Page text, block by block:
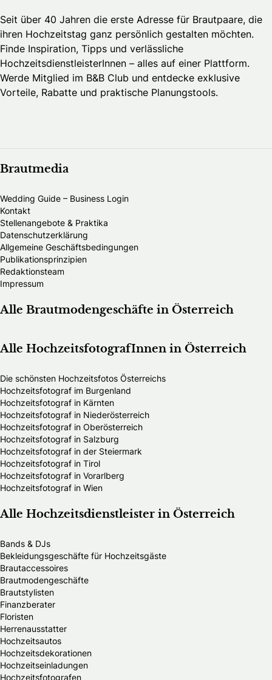
Seit über 40 Jahren die erste Adresse für Brautpaare, die
ihren Hochzeitstag ganz persönlich gestalten möchten.
Finde Inspiration, Tipps und verlässliche
HochzeitsdienstleisterInnen – alles auf einer Plattform.
Werde Mitglied im B&B Club und entdecke exklusive
Vorteile, Rabatte und praktische Planungstools.
Brautmedia
Wedding Guide – Business Login
Kontakt
Stellenangebote & Praktika
Datenschutzerklärung
Allgemeine Geschäftsbedingungen
Publikationsprinzipien
Redaktionsteam
Impressum
Alle Brautmodengeschäfte in Österreich
Alle HochzeitsfotografInnen in Österreich
Die schönsten Hochzeitsfotos Österreichs
Hochzeitsfotograf im Burgenland
Hochzeitsfotograf in Kärnten
Hochzeitsfotograf in Niederösterreich
Hochzeitsfotograf in Oberösterreich
Hochzeitsfotograf in Salzburg
Hochzeitsfotograf in der Steiermark
Hochzeitsfotograf in Tirol
Hochzeitsfotograf in Vorarlberg
Hochzeitsfotograf in Wien
Alle Hochzeitsdienstleister in Österreich
Bands & DJs
Bekleidungsgeschäfte für Hochzeitsgäste
Brautaccessoires
Brautmodengeschäfte
Brautstylisten
Finanzberater
Floristen
Herrenausstatter
Hochzeitsautos
Hochzeitsdekorationen
Hochzeitseinladungen
Hochzeitsfotografen